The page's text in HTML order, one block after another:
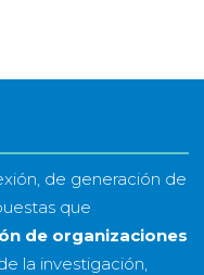
de generación de
que
de organizaciones
la investigación,